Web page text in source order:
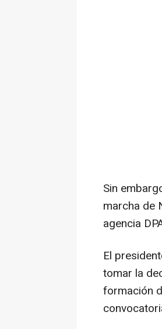
Sin
marcha de
agencia
El
tomar la
formación